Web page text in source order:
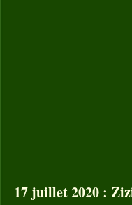
17 juillet 2020 :